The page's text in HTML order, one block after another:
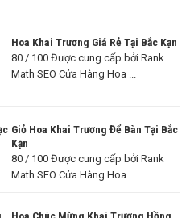
Hoa Khai Trương Giá Rẻ Tại Bắc Kạn
80 / 100 Được cung cấp bởi Rank
Math SEO Cửa Hàng Hoa ...
Giỏ Hoa Khai Trương Để Bàn Tại Bắc
Kạn
80 / 100 Được cung cấp bởi Rank
Math SEO Cửa Hàng Hoa ...